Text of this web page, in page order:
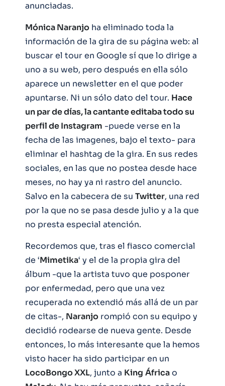
anunciadas.
Mónica Naranjo ha eliminado toda la
información de la gira de su página web: al
buscar el tour en Google sí que lo dirige a
uno a su web, pero después en ella sólo
aparece un newsletter en el que poder
apuntarse. Ni un sólo dato del tour. Hace
un par de días, la cantante editaba todo su
perfil de Instagram -puede verse en la
fecha de las imagenes, bajo el texto- para
eliminar el hashtag de la gira. En sus redes
sociales, en las que no postea desde hace
meses, no hay ya ni rastro del anuncio.
Salvo en la cabecera de su Twitter, una red
por la que no se pasa desde julio y a la que
no presta especial atención.
Recordemos que, tras el fiasco comercial
de ‘Mimetika‘ y el de la propia gira del
álbum -que la artista tuvo que posponer
por enfermedad, pero que una vez
recuperada no extendió más allá de un par
de citas-, Naranjo rompió con su equipo y
decidió rodearse de nueva gente. Desde
entonces, lo más interesante que la hemos
visto hacer ha sido participar en un
LocoBongo XXL, junto a King Áfricao